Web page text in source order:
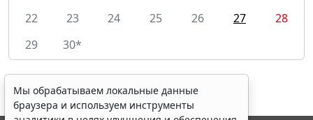
22
23 24 25 26 27
28
29
30*
Мы обрабатываем локальные данные
браузера и используем инструменты